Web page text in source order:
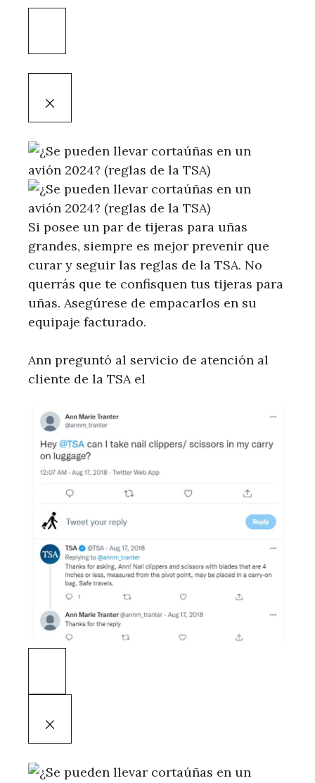
Si posee un par de tijeras para uñas
grandes, siempre es mejor prevenir que
curar y seguir las reglas de la TSA. No
querrás que te confisquen tus tijeras para
uñas. Asegúrese de empacarlos en su
equipaje facturado.
Ann preguntó al servicio de atención al
cliente de la TSA el